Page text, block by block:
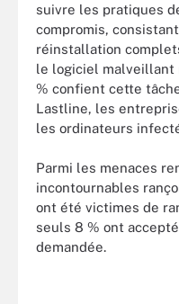
suivre les pratiques
compromis,
réinstallation
le logiciel malveillant
% confient cette
Lastline, les
les ordinateurs
Parmi les menaces
incontournables
ont été victimes de
seuls 8 % ont
demandée.